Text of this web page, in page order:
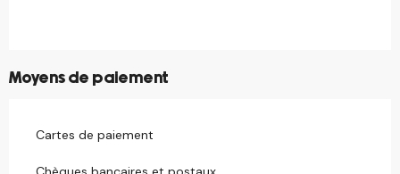
Moyens de paiement
Cartes de paiement